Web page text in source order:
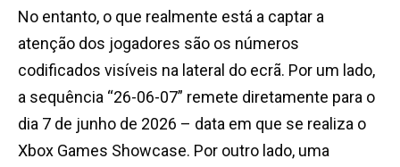
No entanto, o que realmente está a captar a
atenção dos jogadores são os números
codificados visíveis na lateral do ecrã. Por um lado,
a sequência “26-06-07” remete diretamente para o
dia 7 de junho de 2026 – data em que se realiza o
Xbox Games Showcase. Por outro lado, uma